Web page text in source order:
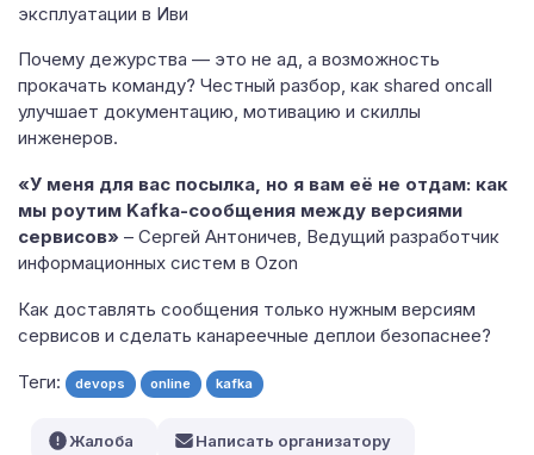
эксплуатации в Иви
Почему дежурства — это не ад, а возможность
прокачать команду? Честный разбор, как shared oncall
улучшает документацию, мотивацию и скиллы
инженеров.
«У меня для вас посылка, но я вам её не отдам: как
мы роутим Kafka-сообщения между версиями
сервисов» – Сергей Антоничев, Ведущий разработчик
информационных систем в Ozon
Как доставлять сообщения только нужным версиям
сервисов и сделать канареечные деплои безопаснее?
Теги: devops online kafka
Жалоба Написать организатору